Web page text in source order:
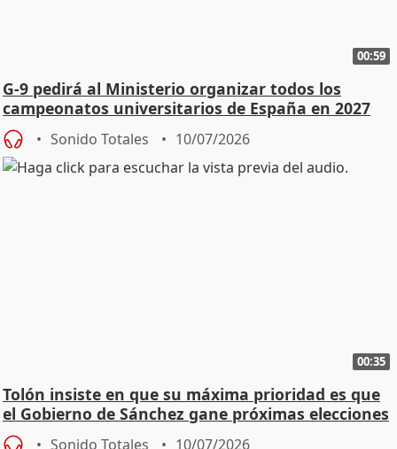
00:59
G-9 pedirá al Ministerio organizar todos los
campeonatos universitarios de España en 2027
Sonido Totales 10/07/2026
00:35
Tolón insiste en que su máxima prioridad es que
el Gobierno de Sánchez gane próximas elecciones
Sonido Totales 10/07/2026